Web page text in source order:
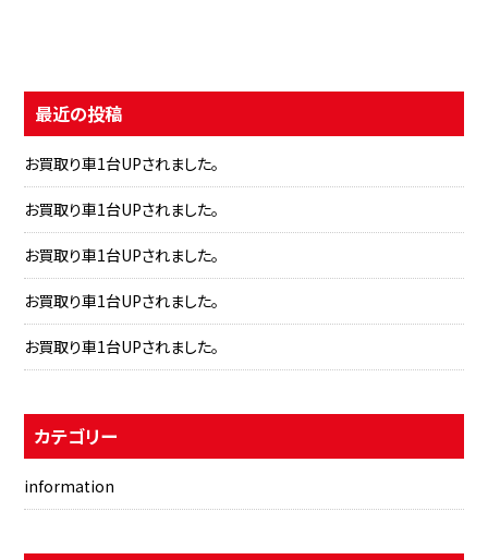
最近の投稿
お買取り車1台UPされました。
お買取り車1台UPされました。
お買取り車1台UPされました。
お買取り車1台UPされました。
お買取り車1台UPされました。
カテゴリー
information